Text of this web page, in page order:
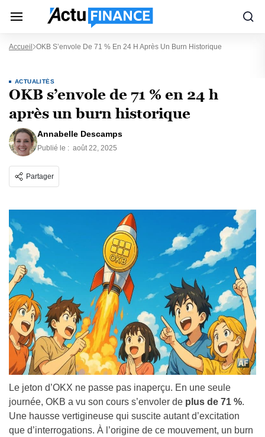
Accueil OKB S’envole De 71 % En 24 H Après Un Burn Historique
ACTUALITÉS
OKB s’envole de 71 % en 24 h
après un burn historique
Annabelle Descamps
Publié le : août 22, 2025
Partager
Le jeton d’OKX ne passe pas inaperçu. En une seule
journée, OKB a vu son cours s’envoler de plus de 71 %.
Une hausse vertigineuse qui suscite autant d’excitation
que d’interrogations. À l’origine de ce mouvement, un burn